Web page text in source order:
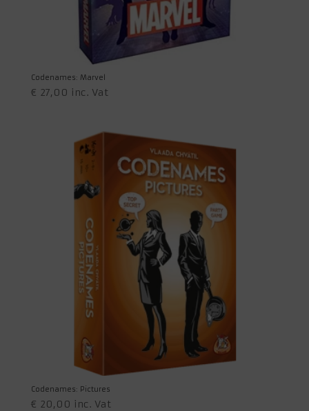
Codenames: Marvel
€ 27,00 inc. Vat
Codenames: Pictures
€ 20,00 inc. Vat